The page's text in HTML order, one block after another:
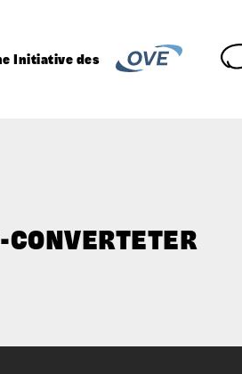
Initiative des